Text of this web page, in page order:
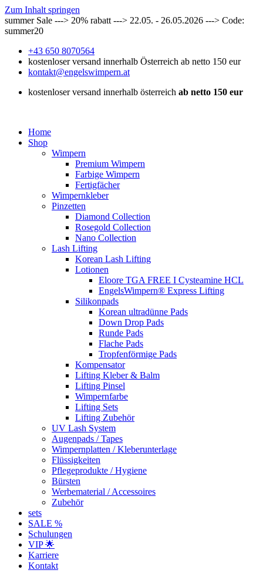
Zum Inhalt springen
summer Sale ---> 20% rabatt ---> 22.05. - 26.05.2026 ---> Code:
summer20
+43 650 8070564
kostenloser versand innerhalb Österreich ab netto 150 eur
kontakt@engelswimpern.at
kostenloser versand innerhalb österreich ab netto 150 eur
Home
Shop
Wimpern
Premium Wimpern
Farbige Wimpern
Fertigfächer
Wimpernkleber
Pinzetten
Diamond Collection
Rosegold Collection
Nano Collection
Lash Lifting
Korean Lash Lifting
Lotionen
Eloore TGA FREE I Cysteamine HCL
EngelsWimpern® Express Lifting
Silikonpads
Korean ultradünne Pads
Down Drop Pads
Runde Pads
Flache Pads
Tropfenförmige Pads
Kompensator
Lifting Kleber & Balm
Lifting Pinsel
Wimpernfarbe
Lifting Sets
Lifting Zubehör
UV Lash System
Augenpads / Tapes
Wimpernplatten / Kleberunterlage
Flüssigkeiten
Pflegeprodukte / Hygiene
Bürsten
Werbematerial / Accessoires
Zubehör
sets
SALE %
Schulungen
VIP 🌟
Karriere
Kontakt